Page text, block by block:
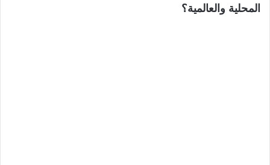
المحلية والعالمية؟